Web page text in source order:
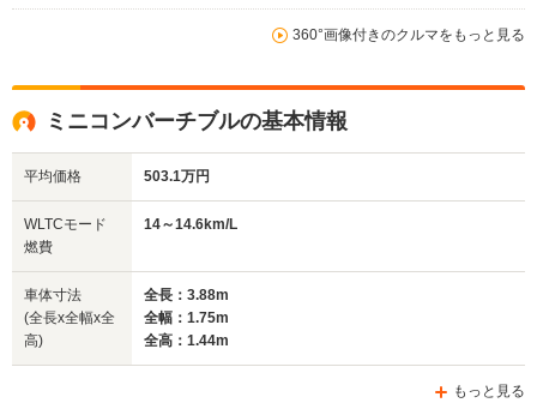
360°画像付きのクルマをもっと見る
ミニコンバーチブルの基本情報
平均価格 503.1万円
WLTCモード
燃費
14～14.6km/L
車体寸法
(全長x全幅x全
高)
全長：3.88m
全幅：1.75m
全高：1.44m
もっと見る